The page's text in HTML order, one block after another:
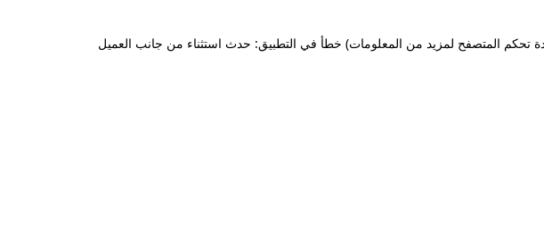
خطأ في التطبيق: حدث استثناء من جانب العميل تحكم المتصفح لمزيد من المعلومات)